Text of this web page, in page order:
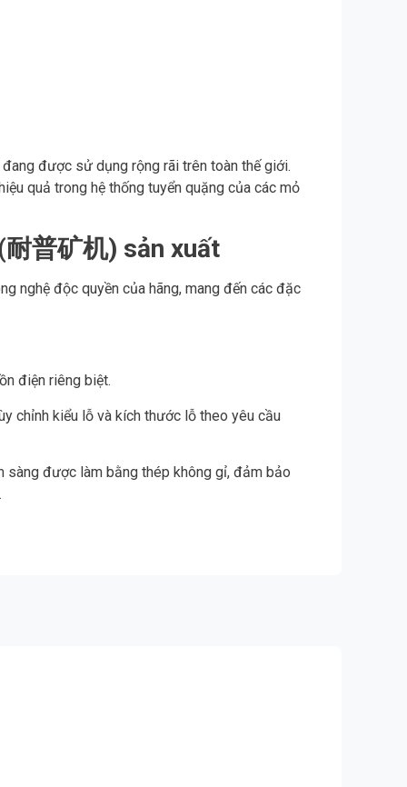
được sử dụng rộng rãi trên toàn thế giới.
quả trong hệ thống tuyển quặng của các mỏ
普矿机) sản xuất
nghệ độc quyền của hãng, mang đến các đặc
điện riêng biệt.
chỉnh kiểu lỗ và kích thước lỗ theo yêu cầu
sàng được làm bằng thép không gỉ, đảm bảo
.